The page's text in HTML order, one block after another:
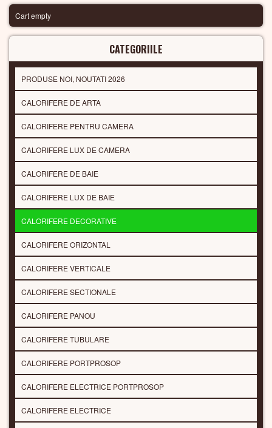
Cart empty
CATEGORIILE
PRODUSE NOI, NOUTATI 2026
CALORIFERE DE ARTA
CALORIFERE PENTRU CAMERA
CALORIFERE LUX DE CAMERA
CALORIFERE DE BAIE
CALORIFERE LUX DE BAIE
CALORIFERE DECORATIVE
CALORIFERE ORIZONTAL
CALORIFERE VERTICALE
CALORIFERE SECTIONALE
CALORIFERE PANOU
CALORIFERE TUBULARE
CALORIFERE PORTPROSOP
CALORIFERE ELECTRICE PORTPROSOP
CALORIFERE ELECTRICE